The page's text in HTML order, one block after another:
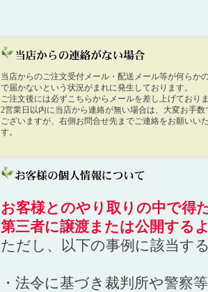
当店からのご注文受付メール・配送メール等が何らか
で届かないという状況がまれに発生しております。
ご注文後には必ずこちらからメールを差し上げており
2営業日以内に当店から連絡が無い場合は、大変お手数
ございますが、右側お問合せ先までご連絡をお願いい
す。
お客様とのやり取りの中で得
第三者に譲渡または公開する
ただし、以下の事例に該当す
・法令に基づき裁判所や警察